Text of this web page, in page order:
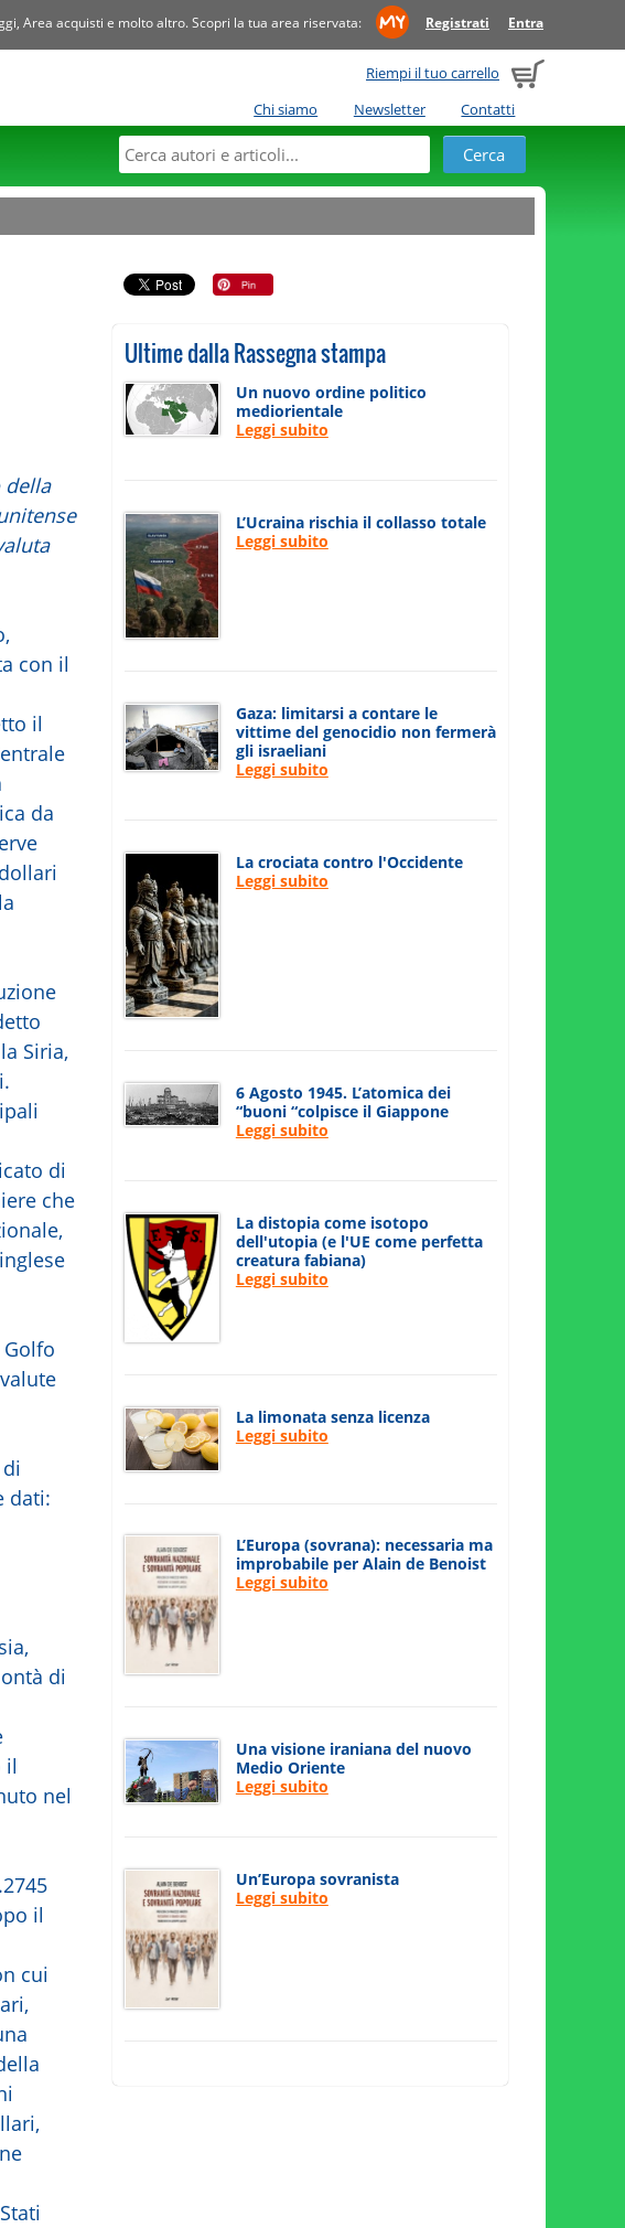
Area acquisti e molto altro. Scopri la tua area riservata: Registrati Entra
Riempi il tuo carrello
Chi siamo
Newsletter Contatti
della
con il
il
da
Siria,
di
che
dati:
di
il
nel
il
cui
Ultime dalla Rassegna stampa
Un nuovo ordine politico
mediorientale
Leggi subito
L’Ucraina rischia il collasso totale
Leggi subito
Gaza: limitarsi a contare le
vittime del genocidio non fermerà
gli israeliani
Leggi subito
La crociata contro l'Occidente
Leggi subito
6 Agosto 1945. L’atomica dei
“buoni “colpisce il Giappone
Leggi subito
La distopia come isotopo
dell'utopia (e l'UE come perfetta
creatura fabiana)
Leggi subito
La limonata senza licenza
Leggi subito
L’Europa (sovrana): necessaria ma
improbabile per Alain de Benoist
Leggi subito
Una visione iraniana del nuovo
Medio Oriente
Leggi subito
Un’Europa sovranista
Leggi subito